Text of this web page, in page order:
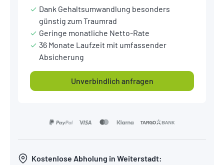
Dank Gehaltsumwandlung besonders
günstig zum Traumrad
Geringe monatliche Netto-Rate
36 Monate Laufzeit mit umfassender
Absicherung
Unverbindlich anfragen
Kostenlose Abholung in Weiterstadt: